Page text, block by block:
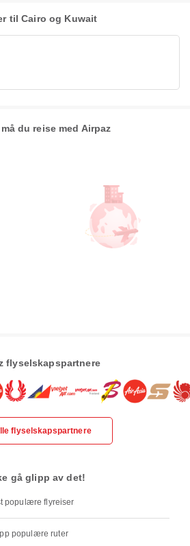
til Cairo og Kuwait
du reise med Airpaz
flyselskapspartnere
flyselskapspartnere
gå glipp av det!
populære flyreiser
populære ruter